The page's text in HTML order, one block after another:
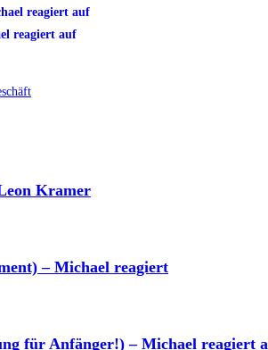
reagiert auf
reagiert auf
Kramer
– Michael reagiert
für Anfänger!) – Michael reagiert